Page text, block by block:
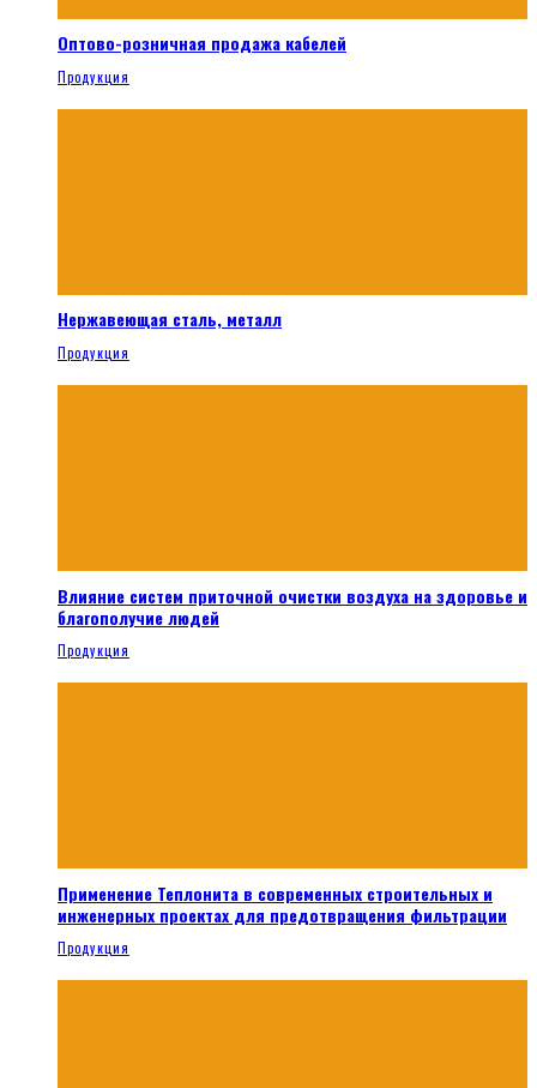
Оптово-розничная продажа кабелей
Продукция
Нержавеющая сталь, металл
Продукция
Влияние систем приточной очистки воздуха на здоровье и
благополучие людей
Продукция
Применение Теплонита в современных строительных и
инженерных проектах для предотвращения фильтрации
Продукция